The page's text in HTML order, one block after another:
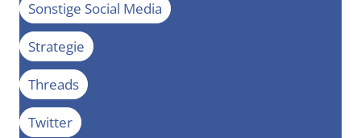
Sonstige Social Media
Strategie
Threads
Twitter